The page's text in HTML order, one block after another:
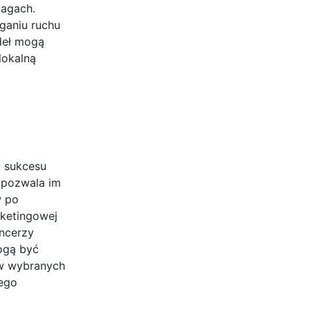
ruchu
mogą
im
po
być
wybranych